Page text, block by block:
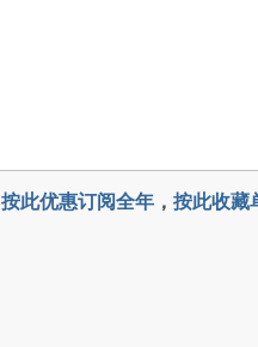
按此优惠订阅全年 ， 按此收藏